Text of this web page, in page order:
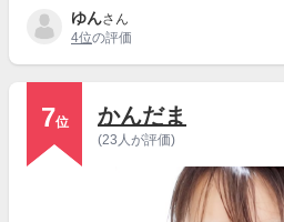
ゆんさん
4位の評価
7位 かんだま
(23人が評価)